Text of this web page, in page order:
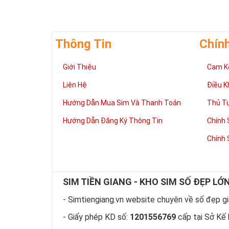
Những người
có đôi có
Phát triển
thuận lợi hơn
tiến hơn
hàng ngày
Sim tứ quý 2
hữu dòng sim
hiện “Đẳng
rồi?
Thông Tin
Giới Thiệu
Liên Hệ
Hướng Dẫn Mua Sim Và Thanh Toán
Hướng Dẫn Đăng Ký Thông Tin
Cam
Điều
Thủ
Chính
Chính
SIM TIỀN GIANG - KHO SIM SỐ ĐẸP
- Simtiengiang.vn website chuyên về số đẹp
- Giấy phép KD số: 1201556769 cấp tại Sở Kế